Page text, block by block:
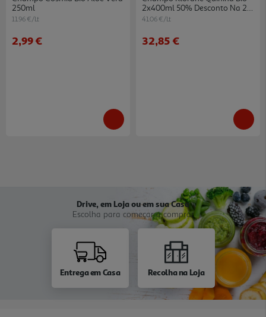
250ml
11.96 €/Lt
2,99 €
2x400ml 50% Desconto Na 2ª
Unidade
41.06 €/Lt
32,85 €
Drive, em Loja ou em sua Casa
Escolha para começar a comprar
Entrega em Casa Recolha na Loja